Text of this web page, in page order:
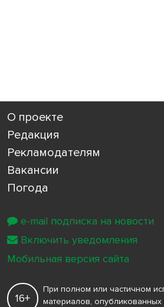
О проекте
Редакция
Рекламодателям
Вакансии
Погода
16+
При полном или частичном
материалов, опубликованных
e-mail подписка на новости
Включить уведомления
Мобильная версия сайта